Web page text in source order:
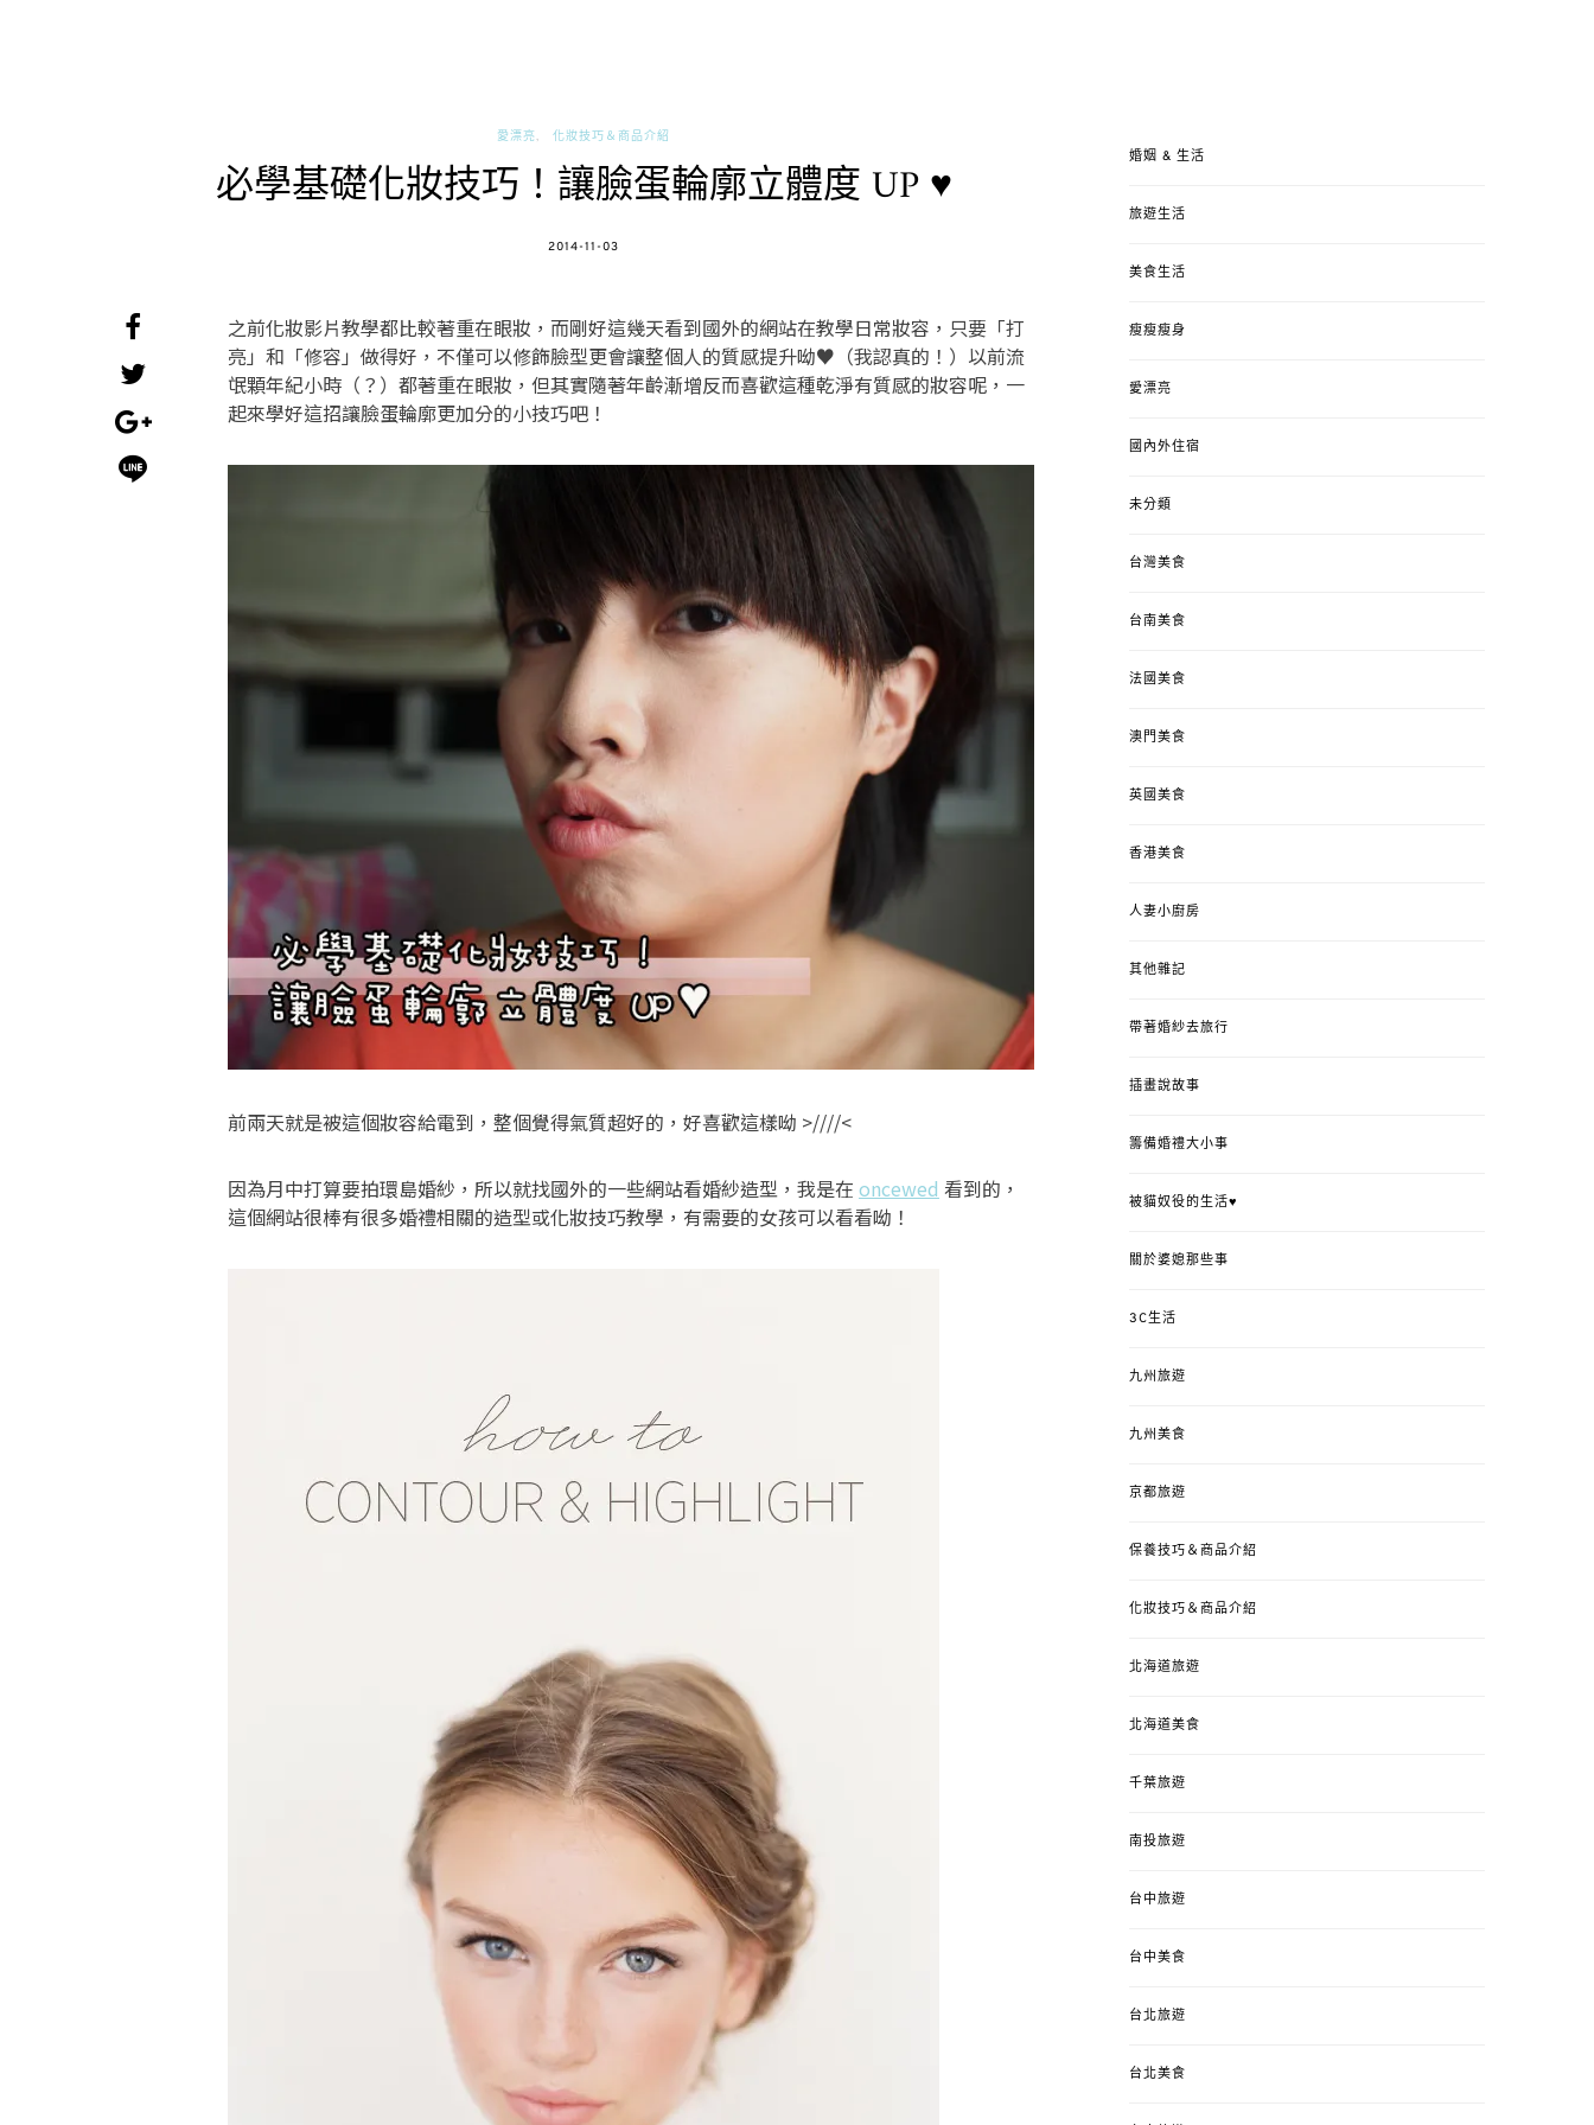
愛漂亮 化妝技巧＆商品介紹
必學基礎化妝技巧！讓臉蛋輪廓立體度 UP ♥
POSTED
2014-11-03
之前化妝影片教學都比較著重在眼妝，而剛好這幾天看到國外的網站在教學日常妝容，只要「打
亮」和「修容」做得好，不僅可以修飾臉型更會讓整個人的質感提升呦♥（我認真的！）以前流
氓顆年紀小時（？）都著重在眼妝，但其實隨著年齡漸增反而喜歡這種乾淨有質感的妝容呢，一
起來學好這招讓臉蛋輪廓更加分的小技巧吧！
前兩天就是被這個妝容給電到，整個覺得氣質超好的，好喜歡這樣呦 >////<
因為月中打算要拍環島婚紗，所以就找國外的一些網站看婚紗造型，我是在 oncewed 看到的，
這個網站很棒有很多婚禮相關的造型或化妝技巧教學，有需要的女孩可以看看呦！
婚姻 & 生活
旅遊生活
美食生活
瘦瘦瘦身
愛漂亮
國內外住宿
未分類
台灣美食
台南美食
法國美食
澳門美食
英國美食
香港美食
人妻小廚房
其他雜記
帶著婚紗去旅行
插畫說故事
籌備婚禮大小事
被貓奴役的生活♥
關於婆媳那些事
3C生活
九州旅遊
九州美食
京都旅遊
保養技巧＆商品介紹
化妝技巧＆商品介紹
北海道旅遊
北海道美食
千葉旅遊
南投旅遊
台中旅遊
台中美食
台北旅遊
台北美食